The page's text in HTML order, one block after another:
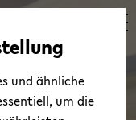
und ähnliche
um die